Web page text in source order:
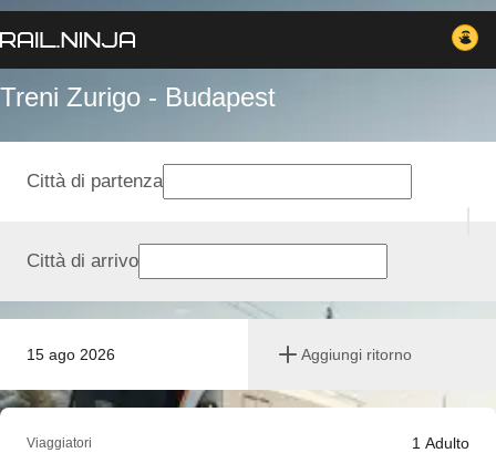
Treni Zurigo - Budapest
15 ago 2026 Aggiungi ritorno
Città di partenza
Città di arrivo
Viaggiatori 1 Adulto